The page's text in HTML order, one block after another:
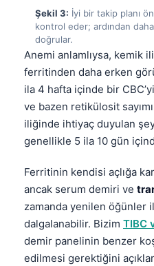
Şekil 3: İyi bir takip planı
kontrol eder; ardından
doğrular.
Anemi anlamlıysa, kemik
ferritinden daha erken
ila 4 hafta içinde bir
ve bazen retikülosit
iliğinde ihtiyaç duyulan
genellikle 5 ila 10 gün
Ferritinin kendisi açlığa
ancak serum demiri ve
zamanda yenilen öğünler
dalgalanabilir. Bizim TIBC
demir panelinin benzer
edilmesi gerektiğini